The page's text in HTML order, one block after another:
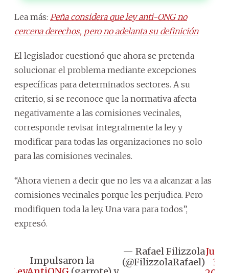
Lea más: Peña considera que ley anti-ONG no
cercena derechos, pero no adelanta su definición
El legislador cuestionó que ahora se pretenda
solucionar el problema mediante excepciones
específicas para determinados sectores. A su
criterio, si se reconoce que la normativa afecta
negativamente a las comisiones vecinales,
corresponde revisar integralmente la ley y
modificar para todas las organizaciones no solo
para las comisiones vecinales.
“Ahora vienen a decir que no les va a alcanzar a las
comisiones vecinales porque les perjudica. Pero
modifiquen toda la ley. Una vara para todos”,
expresó.
Impulsaron la
— Rafael Filizzola
(@FilizzolaRafael)
June
3,